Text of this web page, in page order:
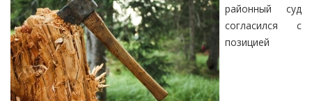
районный суд
согласился с
позицией